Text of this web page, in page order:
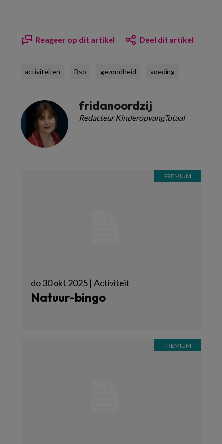
Reageer op dit artikel Deel dit artikel
activiteiten Bso gezondheid voeding
fridanoordzij
Redacteur KinderopvangTotaal
do 30 okt 2025 | Activiteit
Natuur-bingo